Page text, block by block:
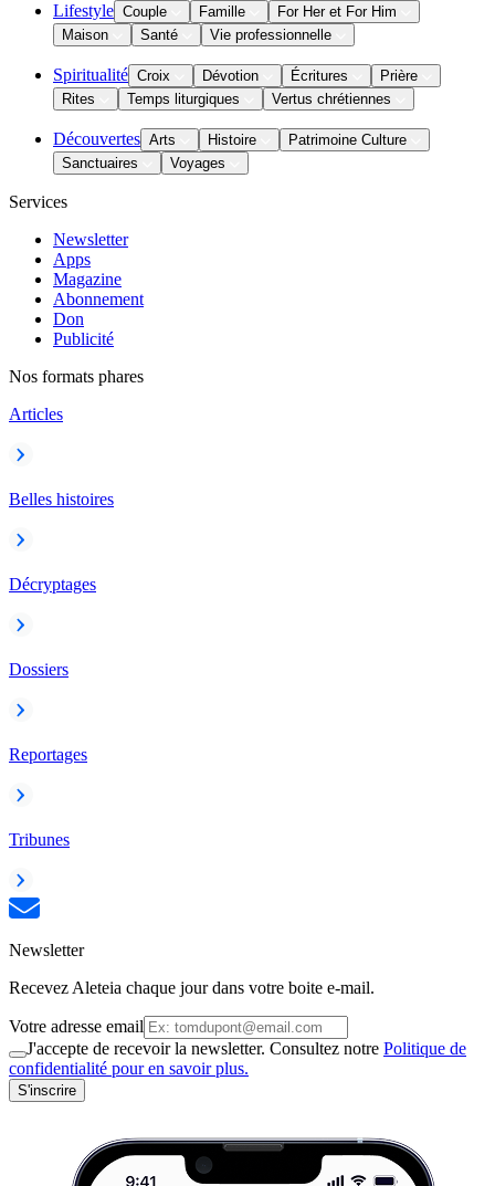
Lifestyle Couple Famille
For Her et For Him
Maison
Santé Vie professionnelle
Spiritualité Croix Dévotion Écritures
Prière
Rites
Temps liturgiques Vertus chrétiennes
Découvertes Arts Histoire
Patrimoine Culture
Sanctuaires
Voyages
Services
Newsletter
Apps
Magazine
Abonnement
Don
Publicité
Nos formats phares
Articles
Belles histoires
Décryptages
Dossiers
Reportages
Tribunes
Newsletter
Recevez Aleteia chaque jour dans votre boite e-mail.
Votre adresse email
J'accepte de recevoir la newsletter. Consultez notre Politique de
confidentialité pour en savoir plus.
S'inscrire